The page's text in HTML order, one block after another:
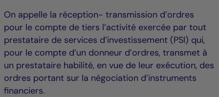
On appelle la réception- transmission d’ordres
pour le compte de tiers l’activité exercée par tout
prestataire de services d’investissement (PSI) qui,
pour le compte d’un donneur d’ordres, transmet à
un prestataire habilité, en vue de leur exécution, des
ordres portant sur la négociation d’instruments
financiers.